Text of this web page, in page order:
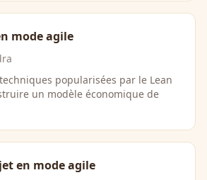
mode agile
popularisées par le Lean
un modèle économique de
en mode agile